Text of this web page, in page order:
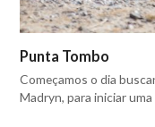
Punta Tombo
Começamos o dia
Madryn, para iniciar